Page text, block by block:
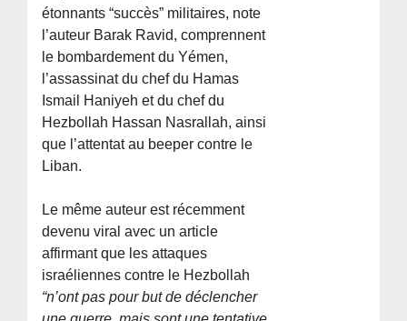
étonnants “succès” militaires, note
l’auteur Barak Ravid, comprennent
le bombardement du Yémen,
l’assassinat du chef du Hamas
Ismail Haniyeh et du chef du
Hezbollah Hassan Nasrallah, ainsi
que l’attentat au beeper contre le
Liban.
Le même auteur est récemment
devenu viral avec un article
affirmant que les attaques
israéliennes contre le Hezbollah
“n’ont pas pour but de déclencher